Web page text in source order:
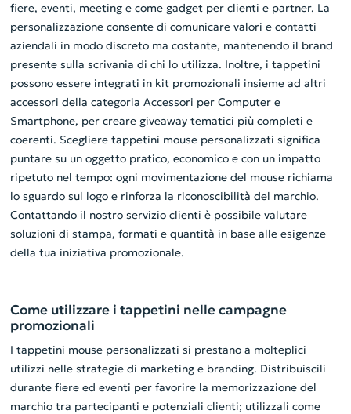
fiere, eventi, meeting e come gadget per clienti e partner. La
personalizzazione consente di comunicare valori e contatti
aziendali in modo discreto ma costante, mantenendo il brand
presente sulla scrivania di chi lo utilizza. Inoltre, i tappetini
possono essere integrati in kit promozionali insieme ad altri
accessori della categoria Accessori per Computer e
Smartphone, per creare giveaway tematici più completi e
coerenti. Scegliere tappetini mouse personalizzati significa
puntare su un oggetto pratico, economico e con un impatto
ripetuto nel tempo: ogni movimentazione del mouse richiama
lo sguardo sul logo e rinforza la riconoscibilità del marchio.
Contattando il nostro servizio clienti è possibile valutare
soluzioni di stampa, formati e quantità in base alle esigenze
della tua iniziativa promozionale.
Come utilizzare i tappetini nelle campagne
promozionali
I tappetini mouse personalizzati si prestano a molteplici
utilizzi nelle strategie di marketing e branding. Distribuiscili
durante fiere ed eventi per favorire la memorizzazione del
marchio tra partecipanti e potenziali clienti; utilizzali come